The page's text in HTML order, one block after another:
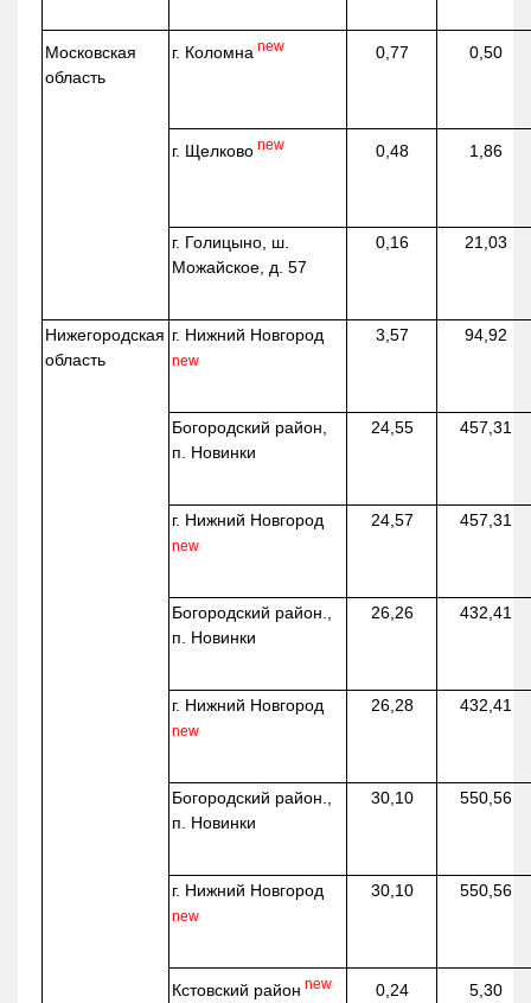
Московская
область
г. Коломна new 0,77 0,50
г. Щелково new 0,48 1,86
г. Голицыно, ш.
Можайское, д. 57
0,16 21,03
Нижегородская
область
г. Нижний Новгород
new
3,57 94,92
Богородский район,
п. Новинки
24,55 457,31
г. Нижний Новгород
new
24,57 457,31
Богородский район.,
п. Новинки
26,26 432,41
г. Нижний Новгород
new
26,28 432,41
Богородский район.,
п. Новинки
30,10 550,56
г. Нижний Новгород
new
30,10 550,56
Кстовский район new 0,24 5,30